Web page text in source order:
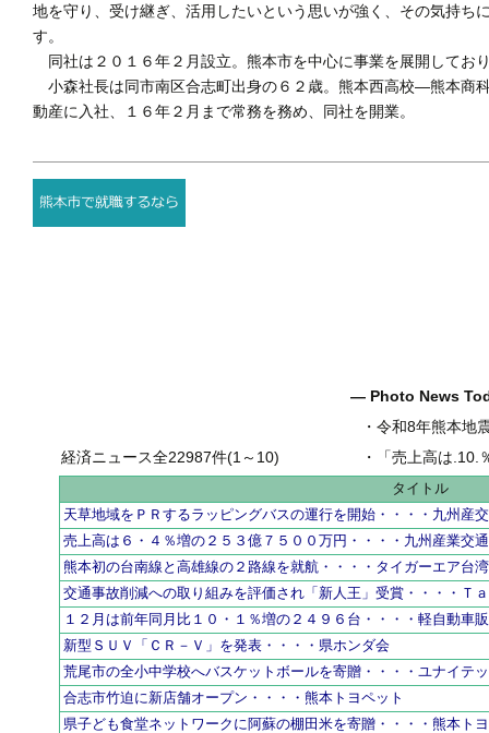
地を守り、受け継ぎ、活用したいという思いが強く、その気持
す。
同社は２０１６年２月設立。熊本市を中心に事業を展開してお
小森社長は同市南区合志町出身の６２歳。熊本西高校―熊本商
動産に入社、１６年２月まで常務を務め、同社を開業。
― Photo News
・令和8年熊本地
・
「売上高は.10.％増の
経済ニュース全22987件(1～10)
タイトル
天草地域をＰＲするラッピングバスの運行を開始・・・・九州産
売上高は６・４％増の２５３億７５００万円・・・・九州産業交
熊本初の台南線と高雄線の２路線を就航・・・・タイガーエア台湾
交通事故削減への取り組みを評価され「新人王」受賞・・・・Ｔ
１２月は前年同月比１０・１％増の２４９６台・・・・軽自動車
新型ＳＵＶ「ＣＲ－Ｖ」を発表・・・・県ホンダ会
荒尾市の全小中学校へバスケットボールを寄贈・・・・ユナイテ
合志市竹迫に新店舗オープン・・・・熊本トヨペット
県子ども食堂ネットワークに阿蘇の棚田米を寄贈・・・・熊本ト